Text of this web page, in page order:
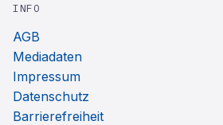
INFO
AGB
Mediadaten
Impressum
Datenschutz
Barrierefreiheit